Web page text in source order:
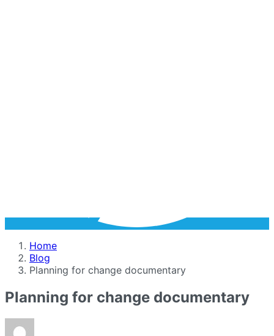
Home
Blog
Planning for change documentary
Planning for change documentary